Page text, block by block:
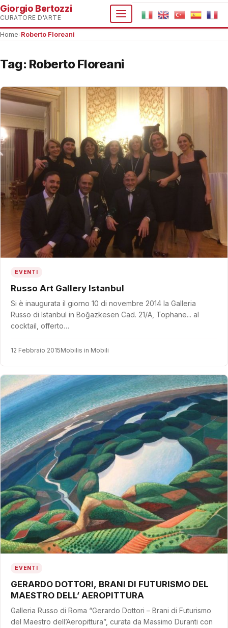
Giorgio Bertozzi
CURATORE D'ARTE
Home Roberto Floreani
Tag: Roberto Floreani
EVENTI
Russo Art Gallery Istanbul
Si è inaugurata il giorno 10 di novembre 2014 la Galleria
Russo di Istanbul in Boğazkesen Cad. 21/A, Tophane... al
cocktail, offerto…
12 Febbraio 2015Mobilis in Mobili
EVENTI
GERARDO DOTTORI, BRANI DI FUTURISMO DEL
MAESTRO DELL’ AEROPITTURA
Galleria Russo di Roma “Gerardo Dottori – Brani di Futurismo
del Maestro dell’Aeropittura”, curata da Massimo Duranti con